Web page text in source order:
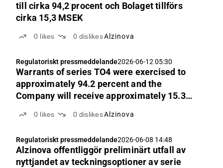
till cirka 94,2 procent och Bolaget tillförs
cirka 15,3 MSEK
0 likes 0 dislikesAlzinova
Regulatoriskt pressmeddelande2026-06-12 05:30
Warrants of series TO4 were exercised to
approximately 94.2 percent and the
Company will receive approximately 15.3
0 likes 0 dislikesAlzinova
Regulatoriskt pressmeddelande2026-06-08 14:48
Alzinova offentliggör preliminärt utfall av
nyttjandet av teckningsoptioner av serie